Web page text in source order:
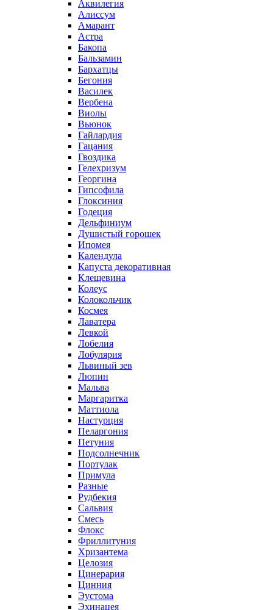
Аквилегия
Алиссум
Амарант
Астра
Бакопа
Бальзамин
Бархатцы
Бегония
Василек
Вербена
Виолы
Вьюнок
Гайлардия
Гацания
Гвоздика
Гелехризум
Георгина
Гипсофила
Глоксиния
Годеция
Дельфиниум
Душистый горошек
Ипомея
Календула
Капуста декоративная
Клещевина
Колеус
Колокольчик
Космея
Лаватера
Левкой
Лобелия
Лобулярия
Львиный зев
Люпин
Мальва
Маргаритка
Маттиола
Настурция
Пеларгония
Петуния
Подсолнечник
Портулак
Примула
Разные
Рудбекия
Сальвия
Смесь
Флокс
Фриллитуния
Хризантема
Целозия
Цинерария
Цинния
Эустома
Эхинацея